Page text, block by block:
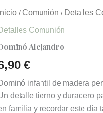
Inicio / Comunión / Detalles
Detalles Comunión
Alejandro
€
Dominó infantil de madera
detalle tierno y duradero
familia y recordar este día
cantidad